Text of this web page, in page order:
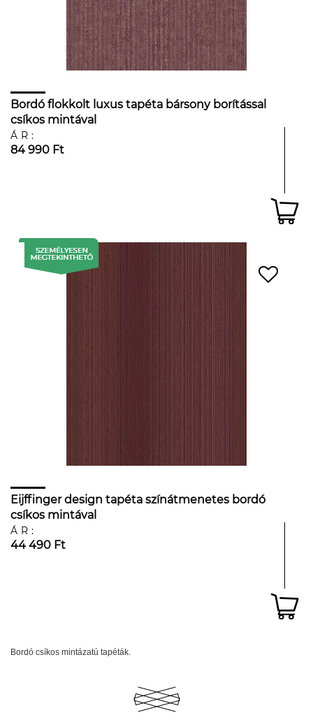
Bordó flokkolt luxus tapéta bársony borítással
csíkos mintával
ÁR:
84 990 Ft
Eijffinger design tapéta színátmenetes bordó
csíkos mintával
ÁR:
44 490 Ft
Bordó csíkos mintázatú tapéták.